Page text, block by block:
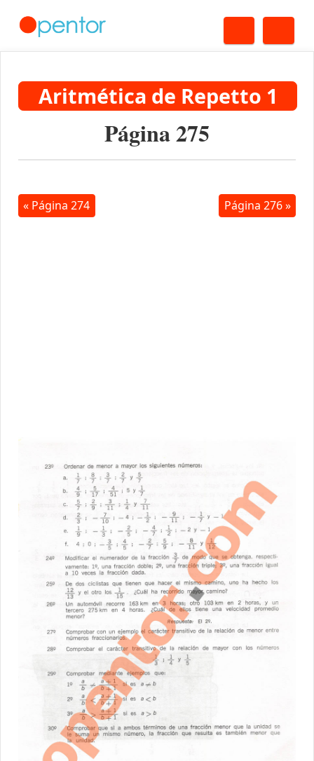
Aritmética de Repetto 1
Página 275
« Página 274 Página 276 »